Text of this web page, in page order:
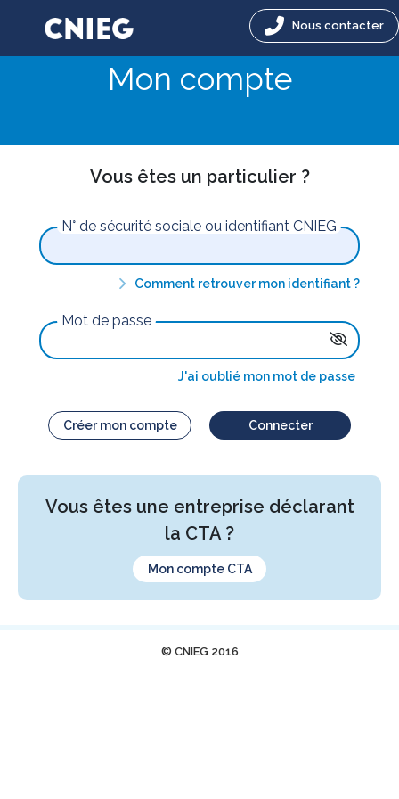
Nous contacter
Mon compte
Vous êtes un particulier ?
N° de sécurité sociale ou identifiant CNIEG
Comment retrouver mon identifiant ?
Mot de passe
J'ai oublié mon mot de passe
Créer mon compte Connecter
Vous êtes une entreprise déclarant
la CTA ?
Mon compte CTA
© CNIEG 2016